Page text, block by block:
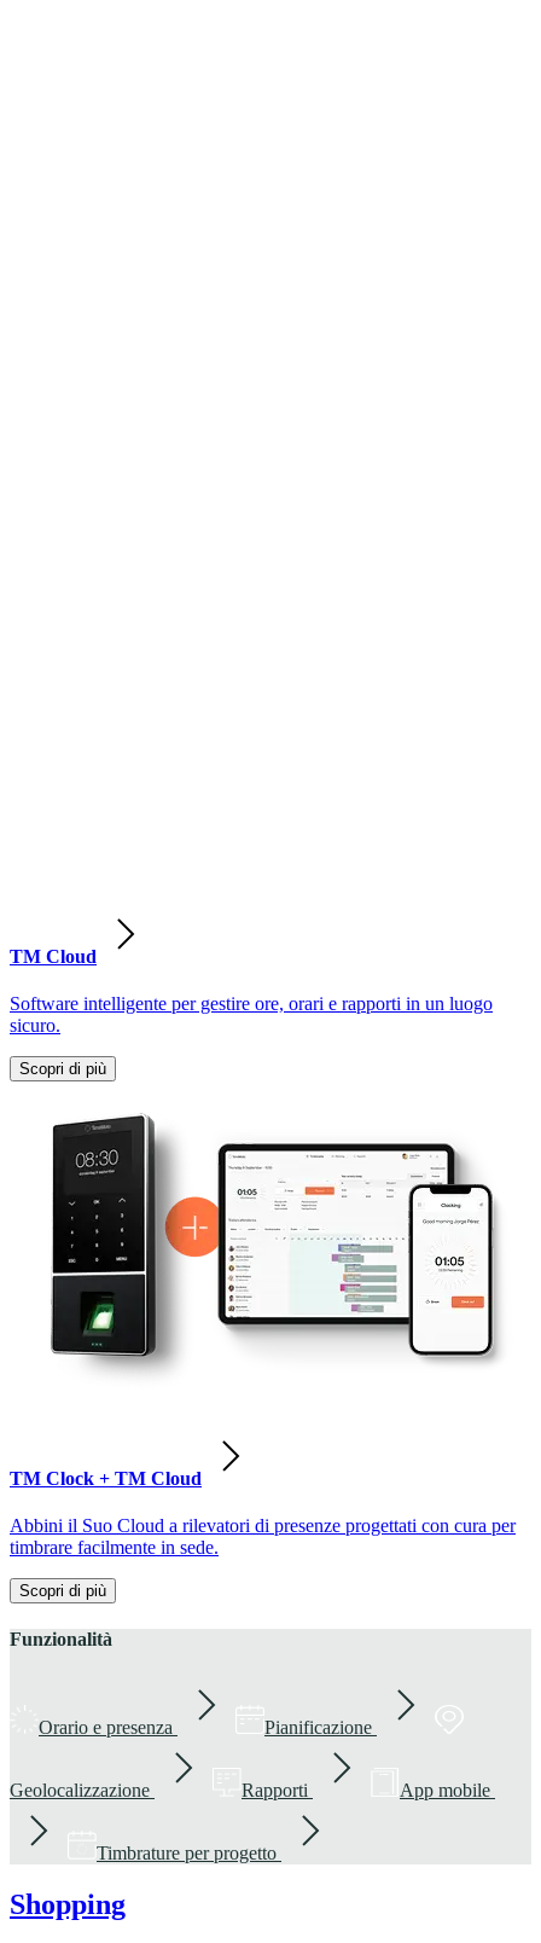
TM Cloud
Software intelligente per gestire ore, orari e rapporti in un luogo
sicuro.
Scopri di più
TM Clock + TM Cloud
Abbini il Suo Cloud a rilevatori di presenze progettati con cura per
timbrare facilmente in sede.
Scopri di più
Funzionalità
Orario e presenza Pianificazione
Geolocalizzazione Rapporti App mobile
Timbrature per progetto
Shopping